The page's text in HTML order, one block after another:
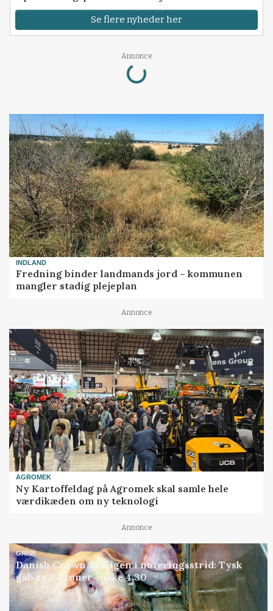
Se flere nyheder her
Annonce
Loading...
INDLAND
Fredning binder landmands jord – kommunen
mangler stadig plejeplan
Annonce
AGROMEK
Ny Kartoffeldag på Agromek skal samle hele
værdikæden om ny teknologi
Annonce
GRISE
Danish Crown slår igen i noteringsstrid: Tysk
gab er 3 kroner – ikke 4,30
Annonce